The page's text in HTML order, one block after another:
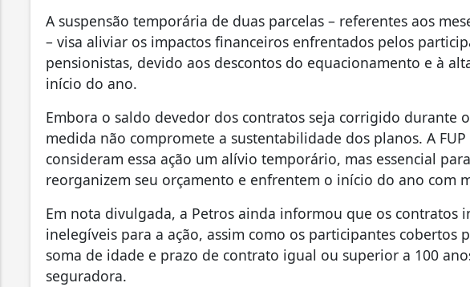
A suspensão temporária de duas parcelas – referentes aos
– visa aliviar os impactos financeiros enfrentados pelos
pensionistas, devido aos descontos do equacionamento e à
início do ano.
Embora o saldo devedor dos contratos seja corrigido durante
medida não compromete a sustentabilidade dos planos. A
consideram essa ação um alívio temporário, mas essencial
reorganizem seu orçamento e enfrentem o início do ano com
Em nota divulgada, a Petros ainda informou que os contratos
inelegíveis para a ação, assim como os participantes cobertos
soma de idade e prazo de contrato igual ou superior a 100
seguradora.